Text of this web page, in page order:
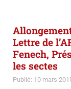
Lettre de
Fenech,
les sectes
Publié: 10 mars